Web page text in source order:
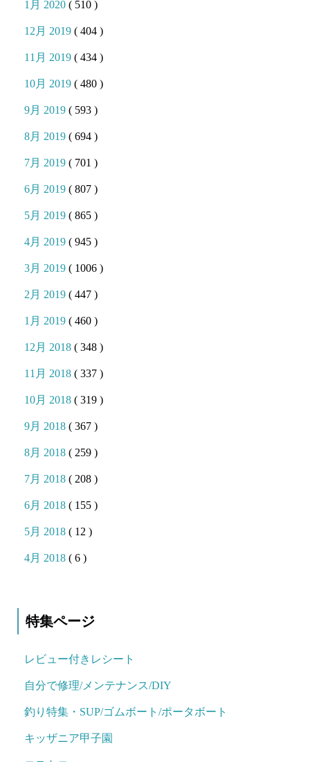
1月 2020( 510 )
12月 2019( 404 )
11月 2019( 434 )
10月 2019( 480 )
9月 2019( 593 )
8月 2019( 694 )
7月 2019( 701 )
6月 2019( 807 )
5月 2019( 865 )
4月 2019( 945 )
3月 2019( 1006 )
2月 2019( 447 )
1月 2019( 460 )
12月 2018( 348 )
11月 2018( 337 )
10月 2018( 319 )
9月 2018( 367 )
8月 2018( 259 )
7月 2018( 208 )
6月 2018( 155 )
5月 2018( 12 )
4月 2018( 6 )
特集ページ
レビュー付きレシート
自分で修理/メンテナンス/DIY
釣り特集・SUP/ゴムボート/ポータボート
キッザニア甲子園